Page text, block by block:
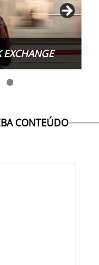
CONTEÚDO